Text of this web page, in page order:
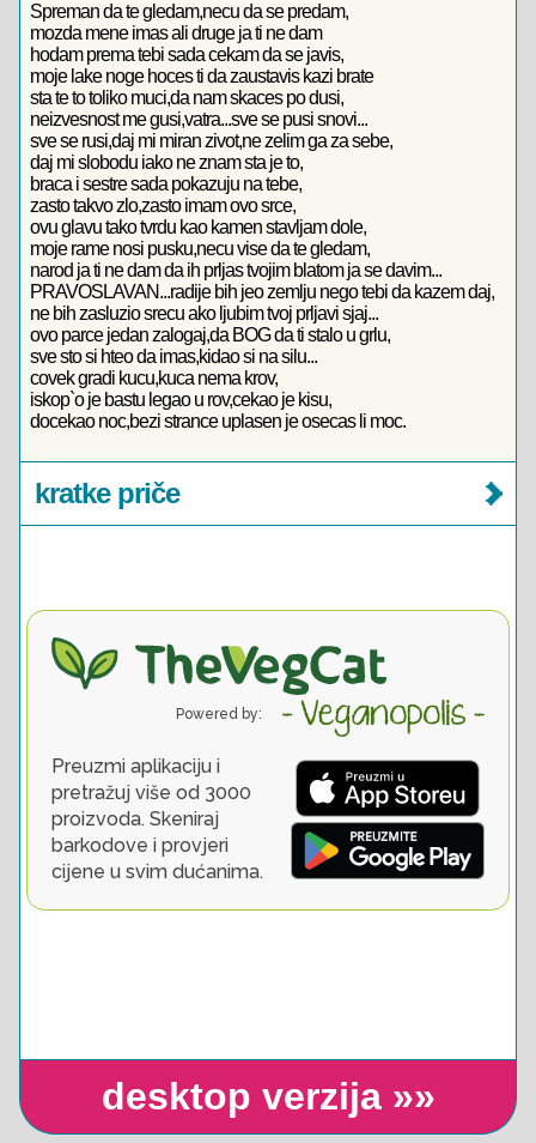
Spreman da te gledam,necu da se predam,
mozda mene imas ali druge ja ti ne dam
hodam prema tebi sada cekam da se javis,
moje lake noge hoces ti da zaustavis kazi brate
sta te to toliko muci,da nam skaces po dusi,
neizvesnost me gusi,vatra...sve se pusi snovi...
sve se rusi,daj mi miran zivot,ne zelim ga za sebe,
daj mi slobodu iako ne znam sta je to,
braca i sestre sada pokazuju na tebe,
zasto takvo zlo,zasto imam ovo srce,
ovu glavu tako tvrdu kao kamen stavljam dole,
moje rame nosi pusku,necu vise da te gledam,
narod ja ti ne dam da ih prljas tvojim blatom ja se davim...
PRAVOSLAVAN...radije bih jeo zemlju nego tebi da kazem daj,
ne bih zasluzio srecu ako ljubim tvoj prljavi sjaj...
ovo parce jedan zalogaj,da BOG da ti stalo u grlu,
sve sto si hteo da imas,kidao si na silu...
covek gradi kucu,kuca nema krov,
iskop`o je bastu legao u rov,cekao je kisu,
docekao noc,bezi strance uplasen je osecas li moc.
kratke priče
desktop verzija »»